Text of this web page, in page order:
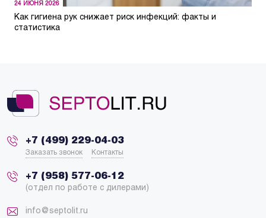
24 ИЮНЯ 2026
Как гигиена рук снижает риск инфекций: факты и
статистика
+7 (499) 229-04-03
Заказать звонок Контакты
+7 (958) 577-06-12
(отдел по работе с дилерами)
info@septolit.ru